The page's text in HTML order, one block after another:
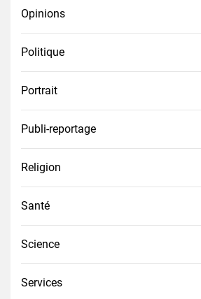
Opinions
Politique
Portrait
Publi-reportage
Religion
Santé
Science
Services